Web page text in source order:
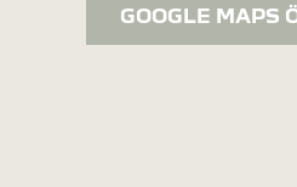
GOOGLE MAPS